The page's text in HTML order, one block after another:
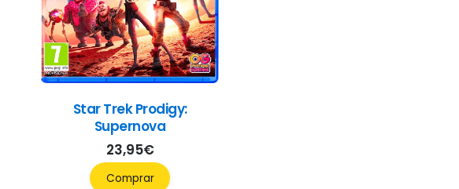
Star Trek Prodigy:
Supernova
23,95€
Comprar